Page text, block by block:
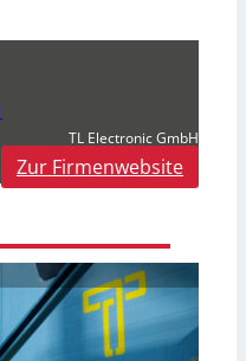
TL Electronic GmbH
Zur Firmenwebsite